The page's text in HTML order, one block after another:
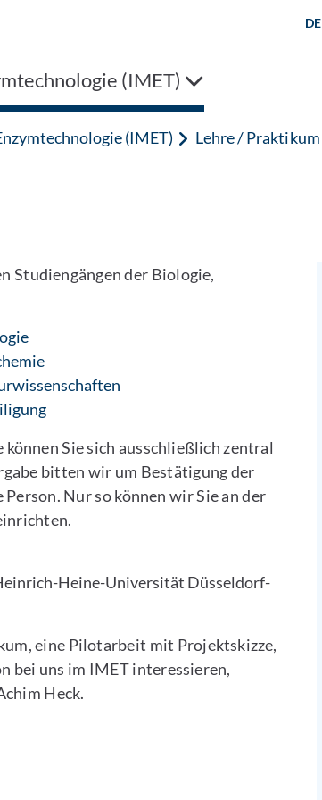
DE
(IMET)
(IMET) Lehre / Praktikum
Studiengängen der Biologie,
Sie sich ausschließlich zentral
bitten wir um Bestätigung der
Nur so können wir Sie an der
Heine-Universität Düsseldorf-
eine Pilotarbeit mit Projektskizze,
bei uns im IMET interessieren,
Heck.